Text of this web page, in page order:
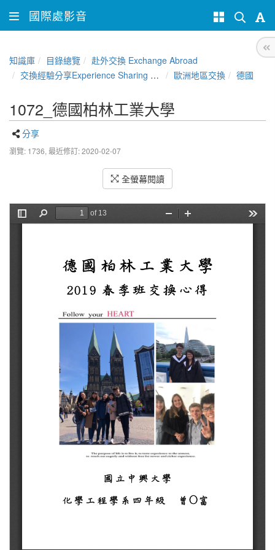
國際處影音
知識庫 目錄總覽
赴外交換 Exchange Abroad
交換經驗分享Experience Sharing of NCHU Exchange Program
歐洲地區交換 德國
1072_德國柏林工業大學
分享
瀏覽: 1736, 最近修訂: 2020-02-07
全螢幕閱讀